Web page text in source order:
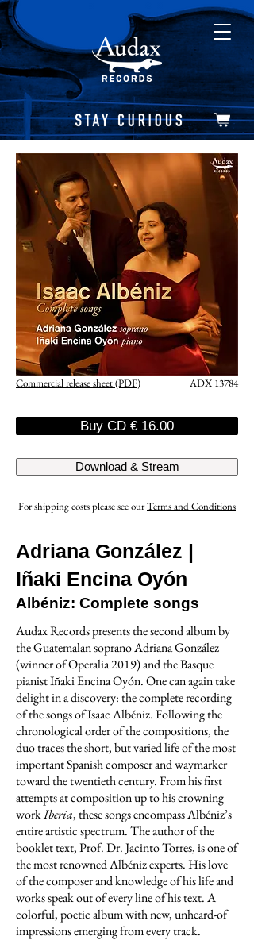
Commercial release sheet (PDF) ADX 13784
Buy CD € 16.00
Download & Stream
For shipping costs please see ourTerms and Conditions
Adriana González |
Iñaki Encina Oyón
Albéniz: Complete songs
Audax Records presents the second album by
the Guatemalan soprano Adriana González
(winner of Operalia 2019) and the Basque
pianist Iñaki Encina Oyón. One can again take
delight in a discovery: the complete recording
of the songs of Isaac Albéniz. Following the
chronological order of the compositions, the
duo traces the short, but varied life of the most
important Spanish composer and waymarker
toward the twentieth century. From his first
attempts at composition up to his crowning
workIberia, these songs encompass Albéniz’s
entire artistic spectrum. The author of the
booklet text, Prof. Dr. Jacinto Torres, is one of
the most renowned Albéniz experts. His love
of the composer and knowledge of his life and
works speak out of every line of his text. A
colorful, poetic album with new, unheard-of
impressions emerging from every track.